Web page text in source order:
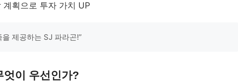
획으로 투자 가치 UP
제공하는 SJ 파라곤!”
이 우선인가?